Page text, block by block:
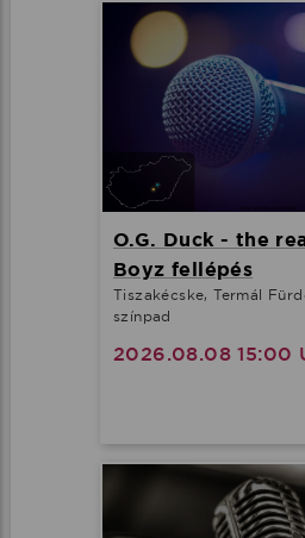
O.G. Duck - the
Boyz fellépés
Tiszakécske, Termál
színpad
2026.08.08 15:00